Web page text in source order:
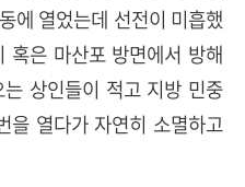
에 열었는데 선전이 미흡했
혹은 마산포 방면에서 방해
상인들이 적고 지방 민중
을 열다가 자연히 소멸하고